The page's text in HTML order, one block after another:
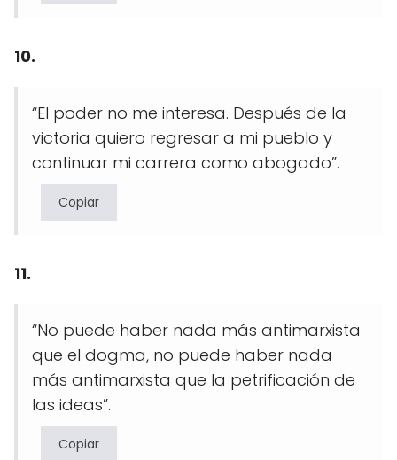
10.
“El poder no me interesa. Después de la
victoria quiero regresar a mi pueblo y
continuar mi carrera como abogado”.
Copiar
11.
“No puede haber nada más antimarxista
que el dogma, no puede haber nada
más antimarxista que la petrificación de
las ideas”.
Copiar